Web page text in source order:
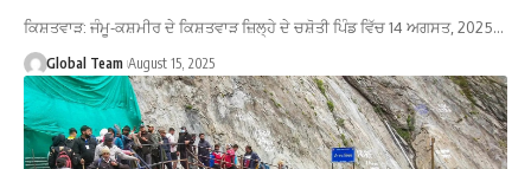
ਕਿਸ਼ਤਵਾੜ: ਜੰਮੂ-ਕਸ਼ਮੀਰ ਦੇ ਕਿਸ਼ਤਵਾੜ ਜ਼ਿਲ੍ਹੇ ਦੇ ਚਸ਼ੋਤੀ ਪਿੰਡ ਵਿੱਚ 14 ਅਗਸਤ, 2025…
Global Team August 15, 2025